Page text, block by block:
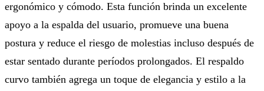
ergonómico y cómodo. Esta función brinda un excelente
apoyo a la espalda del usuario, promueve una buena
postura y reduce el riesgo de molestias incluso después de
estar sentado durante períodos prolongados. El respaldo
curvo también agrega un toque de elegancia y estilo a la